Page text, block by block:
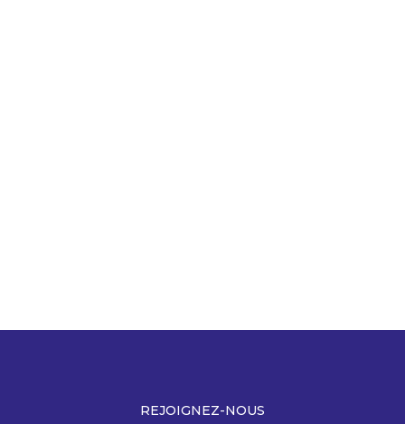
REJOIGNEZ-NOUS